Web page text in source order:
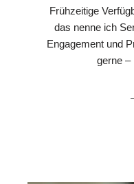
Frühzeitige
das nenne ich
Engagement und
gerne –